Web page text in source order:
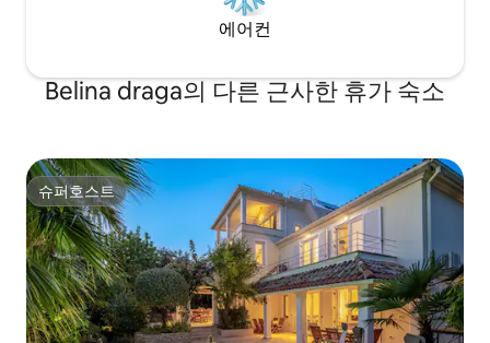
에어컨
Belina draga의 다른 근사한 휴가 숙소
슈퍼호스트
슈퍼호스트